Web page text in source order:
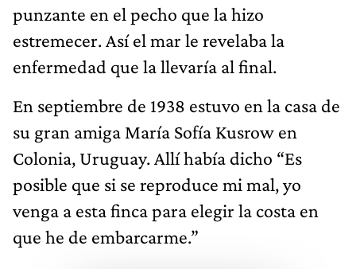
punzante en el pecho que la hizo
estremecer. Así el mar le revelaba la
enfermedad que la llevaría al final.
En septiembre de 1938 estuvo en la casa de
su gran amiga María Sofía Kusrow en
Colonia, Uruguay. Allí había dicho “Es
posible que si se reproduce mi mal, yo
venga a esta finca para elegir la costa en
que he de embarcarme.”